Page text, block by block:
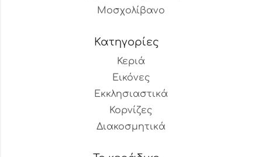
Μοσχολίβανο
Κατηγορίες
Κεριά
Εικόνες
Εκκλησιαστικά
Κορνίζες
Διακοσμητικά